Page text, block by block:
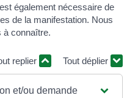
également nécessaire de
de la manifestation. Nous
à connaître.
replier Tout déplier
et/ou demande